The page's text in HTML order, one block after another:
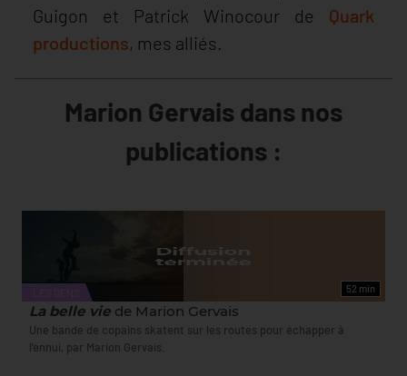
Guigon et Patrick Winocour de Quark
productions, mes alliés.
Marion Gervais dans nos
publications :
52 min
La belle vie de Marion Gervais
Une bande de copains skatent sur les routes pour échapper à
l'ennui, par Marion Gervais.